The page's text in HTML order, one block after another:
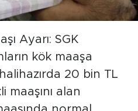
Ayarı: SGK
kök maaşa
20 bin TL
alan